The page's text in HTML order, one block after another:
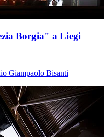
Borgia" a Liegi
Giampaolo Bisanti